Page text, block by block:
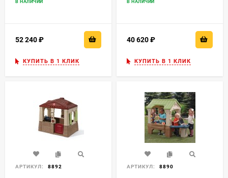
ассортимента. Играйте ярко и безопасно!
В НАЛИЧИИ
52 240
КУПИТЬ В 1 КЛИК
В НАЛИЧИИ
40 620
КУПИТЬ В 1 КЛИК
АРТИКУЛ: 8892 АРТИКУЛ: 8890